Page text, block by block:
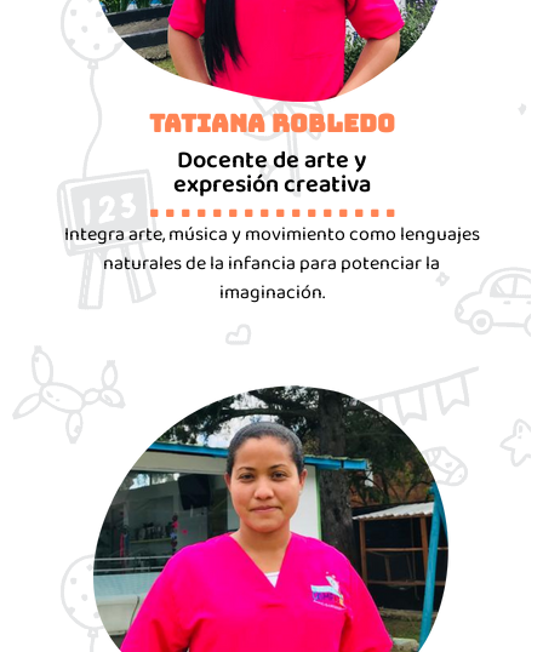
Tatiana Robledo
Docente de arte y
expresión creativa
. . . . . . . . . . . . . . . .
Integra arte, música y movimiento como lenguajes
naturales de la infancia para potenciar la
imaginación.